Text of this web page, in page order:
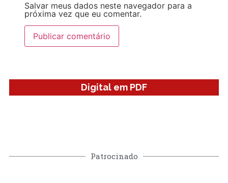
Salvar meus dados neste navegador para a
próxima vez que eu comentar.
Digital em PDF
Patrocinado